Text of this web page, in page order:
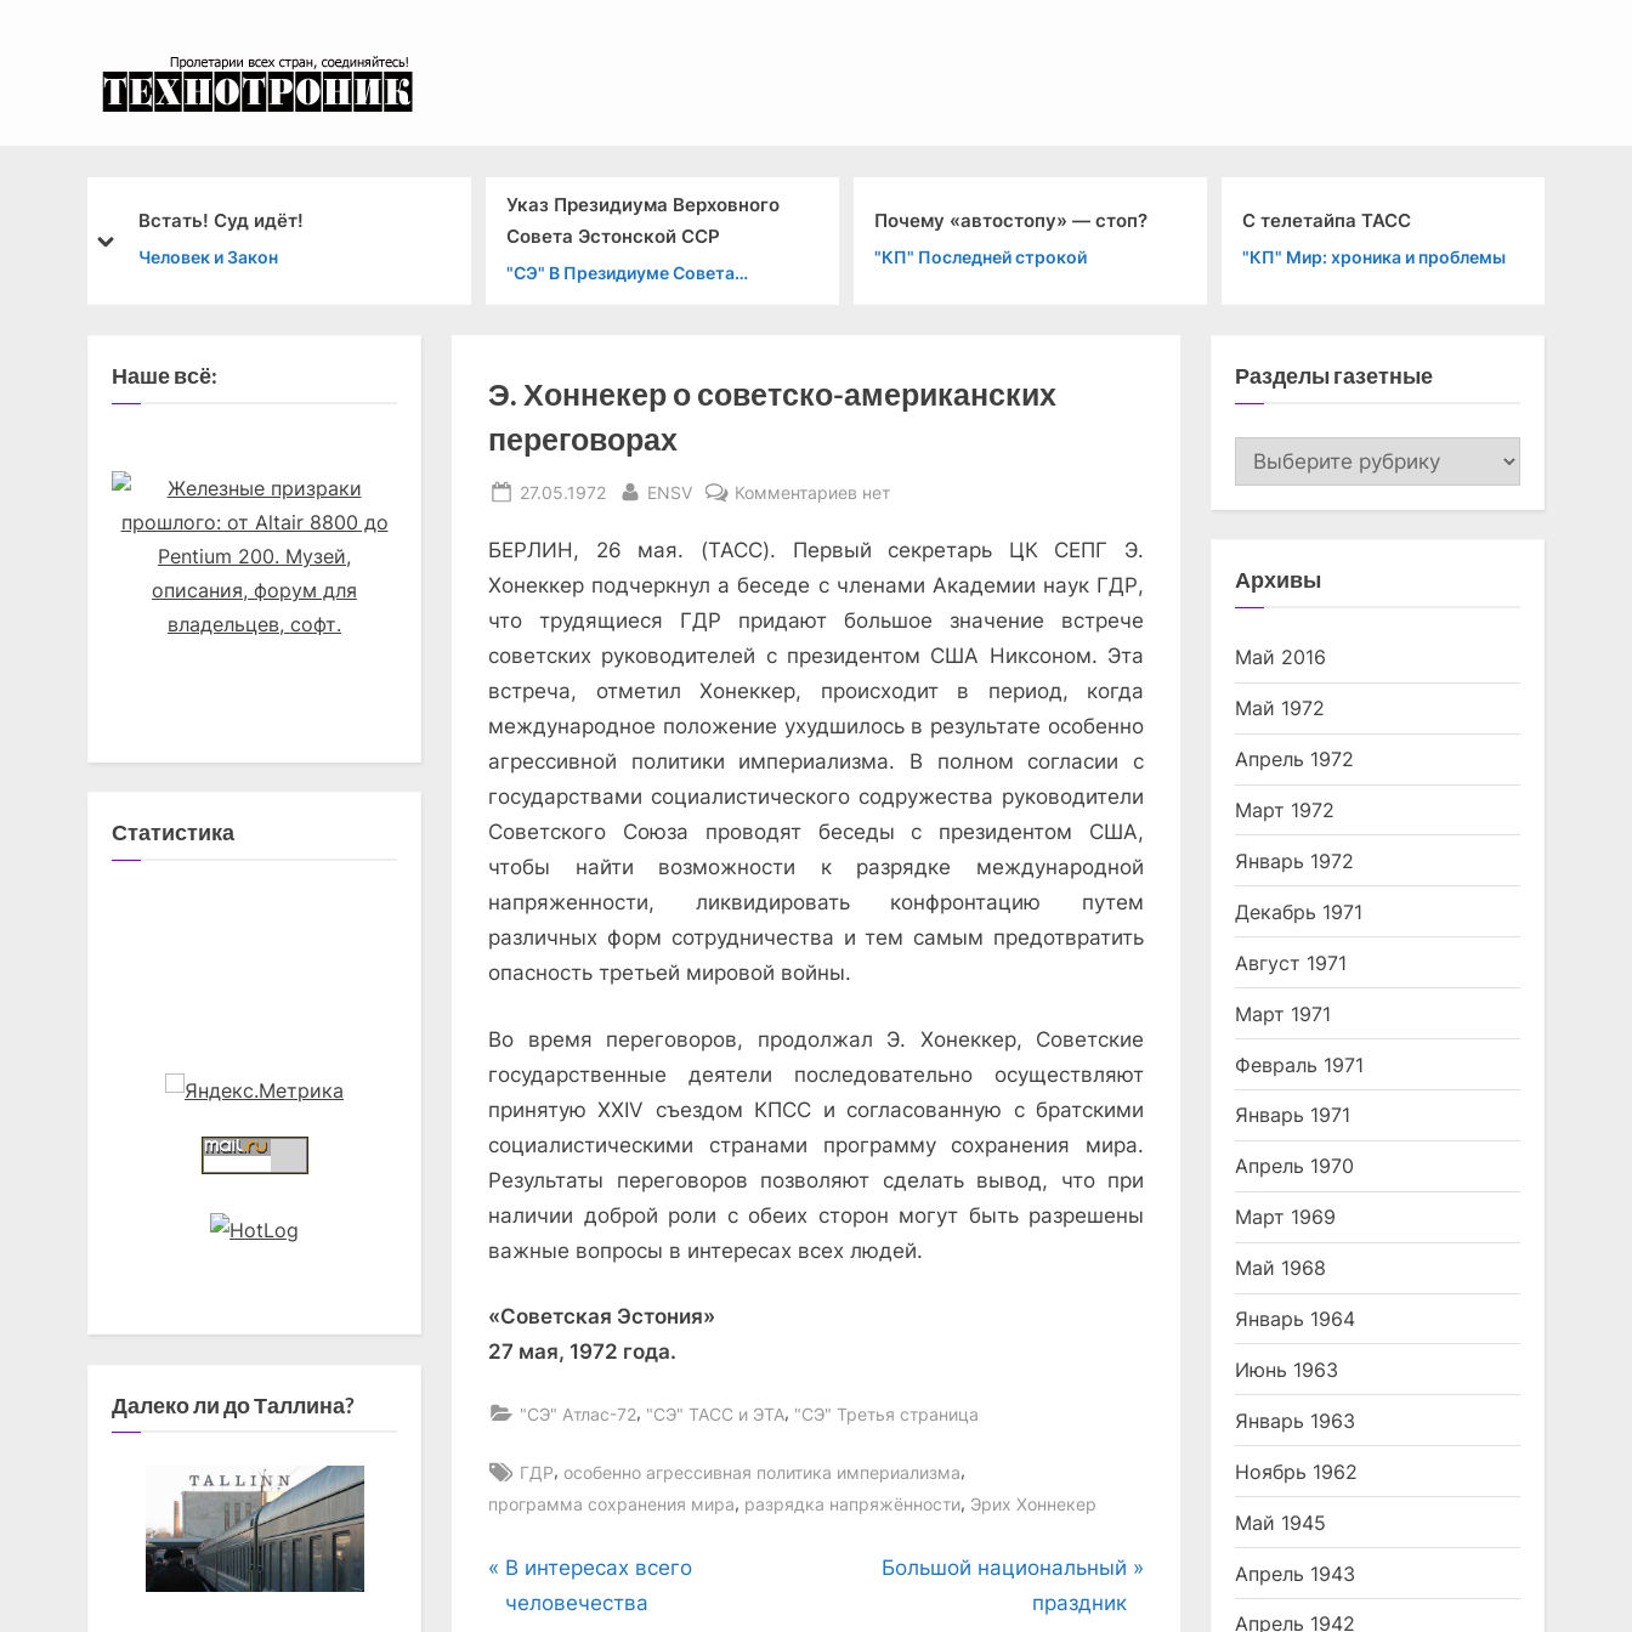
Встать! Суд идёт!
Человек и Закон
Указ Президиума Верховного
Совета Эстонской ССР
"СЭ" В Президиуме Совета
Почему «автостопу» — стоп?
"КП" Последней строкой
С телетайпа ТАСС
"КП" Мир: хроника и проблемы
prev
next
Э. Хоннекер о советско-американских
переговорах
Posted
27.05.1972 By
ENSV Комментариев к
Э.
Хоннекер
о
советско-
американских
переговорах
нет
БЕРЛИН, 26 мая. (ТАСС). Первый секретарь ЦК СЕПГ Э.
Хонеккер подчеркнул а беседе с членами Академии наук ГДР,
что трудящиеся ГДР придают большое значение встрече
советских руководителей с президентом США Никсоном. Эта
встреча, отметил Хонеккер, происходит в период, когда
международное положение ухудшилось в результате особенно
агрессивной политики империализма. В полном согласии с
государствами социалистического содружества руководители
Советского Союза проводят беседы с президентом США,
чтобы найти возможности к разрядке международной
напряженности, ликвидировать конфронтацию путем
различных форм сотрудничества и тем самым предотвратить
опасность третьей мировой войны.
Во время переговоров, продолжал Э. Хонеккер, Советские
государственные деятели последовательно осуществляют
принятую XXIV съездом КПСС и согласованную с братскими
социалистическими странами программу сохранения мира.
Результаты переговоров позволяют сделать вывод, что при
наличии доброй роли с обеих сторон могут быть разрешены
важные вопросы в интересах всех людей.
«Советская Эстония»
27 мая, 1972 года.
"СЭ" Атлас-72, "СЭ" ТАСС и ЭТА, "СЭ" Третья страница
Tags:
ГДР, особенно агрессивная политика империализма,
программа сохранения мира, разрядка напряжённости, Эрих Хоннекер
Навигация
P
r
В интересах всего
человечества
N
Большой национальный
праздник
Наше всё:
Статистика
Далеко ли до Таллина?
Разделы газетные
Разделы
газетные
Архивы
Май 2016
Май 1972
Апрель 1972
Март 1972
Январь 1972
Декабрь 1971
Август 1971
Март 1971
Февраль 1971
Январь 1971
Апрель 1970
Март 1969
Май 1968
Январь 1964
Июнь 1963
Январь 1963
Ноябрь 1962
Май 1945
Апрель 1943
Апрель 1942